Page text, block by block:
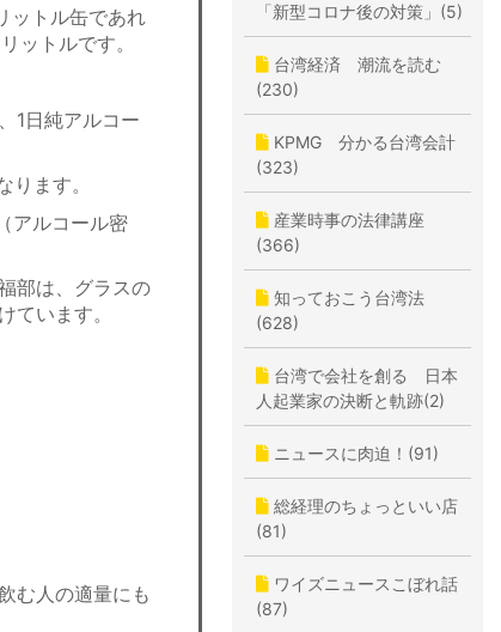
ットル缶であれ
ットルです。
1日純アルコー
ます。
アルコール密
部は、グラスの
ています。
む人の適量にも
「新型コロナ後の対策」(5)
台湾経済 潮流を読む
(230)
KPMG 分かる台湾会計
(323)
産業時事の法律講座
(366)
知っておこう台湾法
(628)
台湾で会社を創る 日本
人起業家の決断と軌跡(2)
ニュースに肉迫！(91)
総経理のちょっといい店
(81)
ワイズニュースこぼれ話
(87)